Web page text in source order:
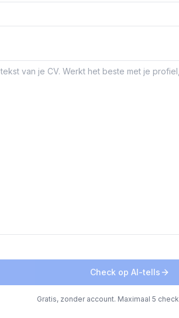
Check op AI-tells
Gratis, zonder account. Maximaal 5